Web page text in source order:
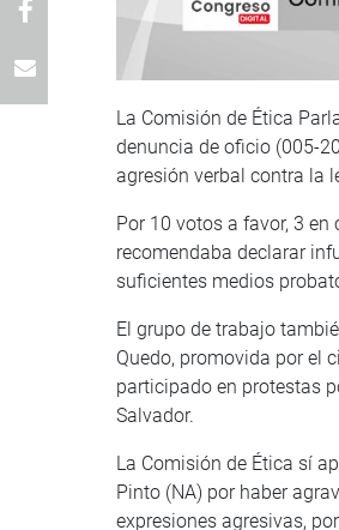
La Comisión de Ética
denuncia de oficio (005-
agresión verbal contra la
Por 10 votos a favor, 3
recomendaba declarar
suficientes medios
El grupo de trabajo
Quedo, promovida por el
participado en protestas
Salvador.
La Comisión de Ética sí
Pinto (NA) por haber
expresiones agresivas,